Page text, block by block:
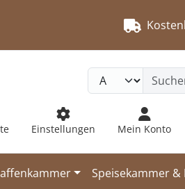
Einstellungen Mein Konto
Speisekammer &